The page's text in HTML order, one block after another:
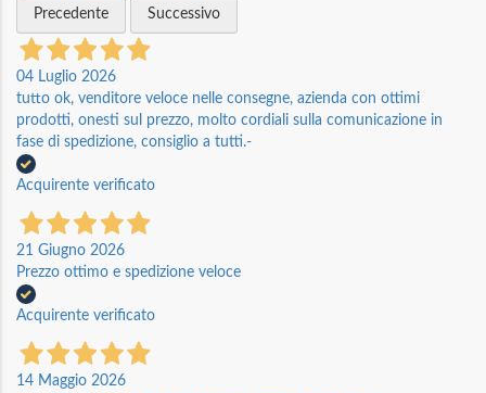
Precedente
Successivo
04 Luglio 2026
tutto ok, venditore veloce nelle consegne, azienda con ottimi
prodotti, onesti sul prezzo, molto cordiali sulla comunicazione in
fase di spedizione, consiglio a tutti.-
Acquirente verificato
21 Giugno 2026
Prezzo ottimo e spedizione veloce
Acquirente verificato
14 Maggio 2026